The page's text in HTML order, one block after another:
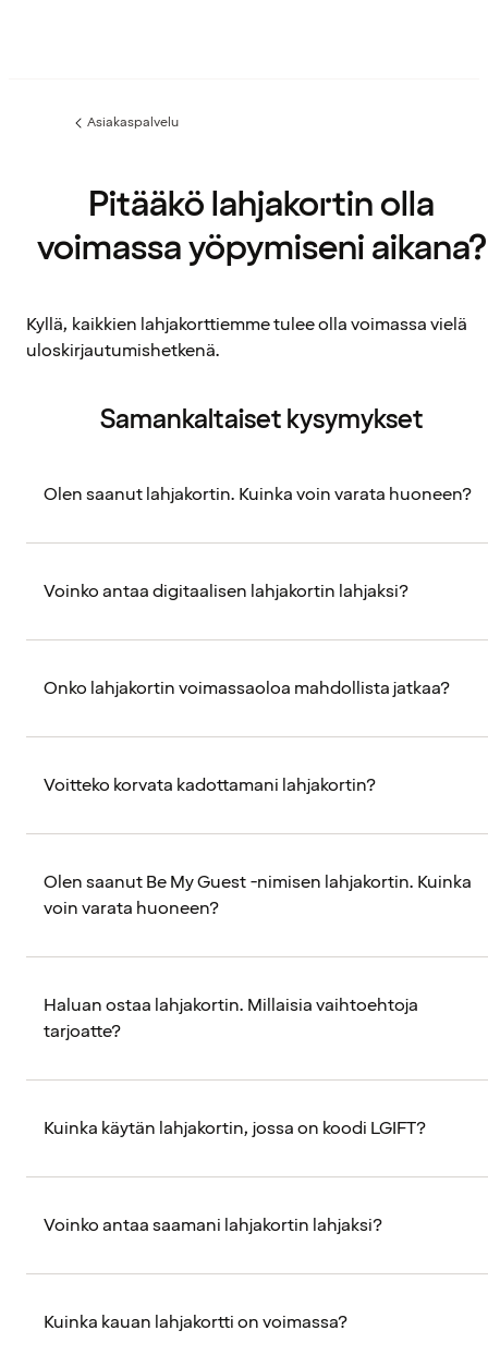
Edellinen
Asiakaspalvelu
Pitääkö lahjakortin olla
voimassa yöpymiseni aikana?
Kyllä, kaikkien lahjakorttiemme tulee olla voimassa vielä
uloskirjautumishetkenä.
Samankaltaiset kysymykset
Olen saanut lahjakortin. Kuinka voin varata huoneen?
Voinko antaa digitaalisen lahjakortin lahjaksi?
Onko lahjakortin voimassaoloa mahdollista jatkaa?
Voitteko korvata kadottamani lahjakortin?
Olen saanut Be My Guest -nimisen lahjakortin. Kuinka
voin varata huoneen?
Haluan ostaa lahjakortin. Millaisia vaihtoehtoja
tarjoatte?
Kuinka käytän lahjakortin, jossa on koodi LGIFT?
Voinko antaa saamani lahjakortin lahjaksi?
Kuinka kauan lahjakortti on voimassa?